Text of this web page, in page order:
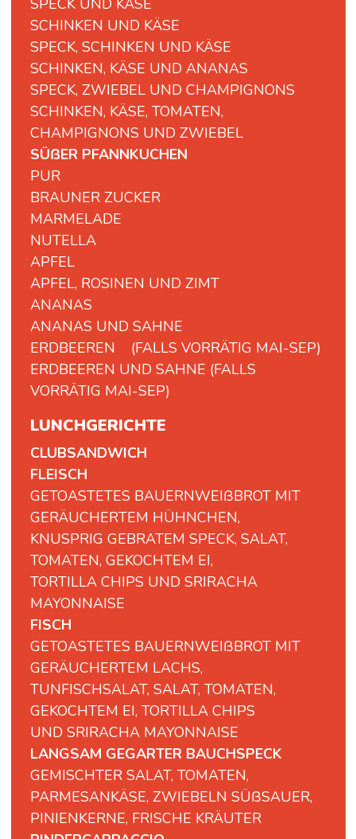
SPECK UND KÄSE
SCHINKEN UND KÄSE
SPECK, SCHINKEN UND KÄSE
SCHINKEN, KÄSE UND ANANAS
SPECK, ZWIEBEL UND CHAMPIGNONS
SCHINKEN, KÄSE, TOMATEN,
CHAMPIGNONS UND ZWIEBEL
SÜßER PFANNKUCHEN
PUR
BRAUNER ZUCKER
MARMELADE
NUTELLA
APFEL
APFEL, ROSINEN UND ZIMT
ANANAS
ANANAS UND SAHNE
ERDBEEREN (FALLS VORRÄTIG MAI-SEP)
ERDBEEREN UND SAHNE (FALLS
VORRÄTIG MAI-SEP)
LUNCHGERICHTE
CLUBSANDWICH
FLEISCH
GETOASTETES BAUERNWEIßBROT MIT
GERÄUCHERTEM HÜHNCHEN,
KNUSPRIG GEBRATEM SPECK, SALAT,
TOMATEN, GEKOCHTEM EI,
TORTILLA CHIPS UND SRIRACHA
MAYONNAISE
FISCH
GETOASTETES BAUERNWEIßBROT MIT
GERÄUCHERTEM LACHS,
TUNFISCHSALAT, SALAT, TOMATEN,
GEKOCHTEM EI, TORTILLA CHIPS
UND SRIRACHA MAYONNAISE
LANGSAM GEGARTER BAUCHSPECK
GEMISCHTER SALAT, TOMATEN,
PARMESANKÄSE, ZWIEBELN SÜßSAUER,
PINIENKERNE, FRISCHE KRÄUTER